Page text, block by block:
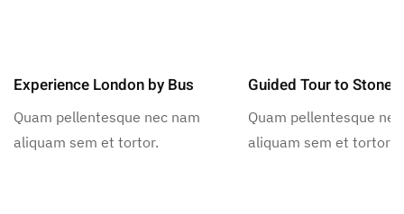
Experience London by Bus
Quam pellentesque nec nam
aliquam sem et tortor.
Guided Tour to
Quam pellentesque
aliquam sem et tortor.